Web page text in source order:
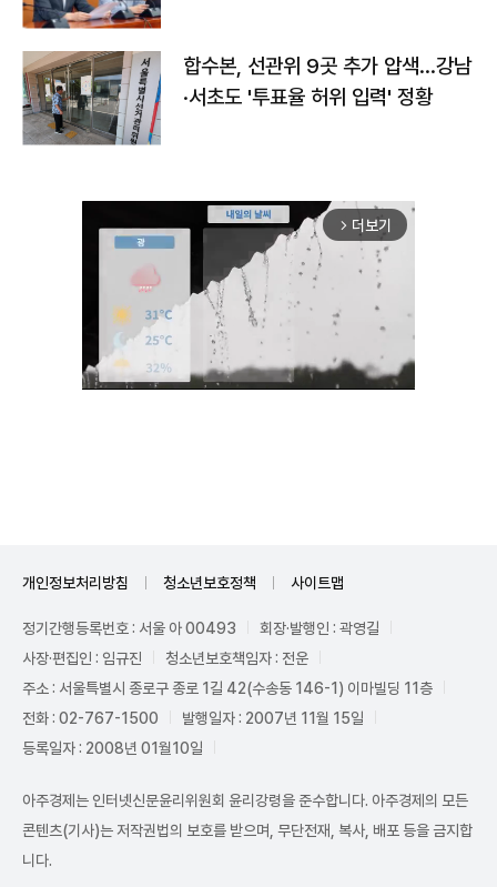
합수본, 선관위 9곳 추가 압색…강남
·서초도 '투표율 허위 입력' 정황
arrow_forward_ios 더보기
개인정보처리방침 청소년보호정책 사이트맵
정기간행등록번호 : 서울 아 00493
회장·발행인 : 곽영길
사장·편집인 : 임규진
청소년보호책임자 : 전운
주소 : 서울특별시 종로구 종로 1길 42(수송동 146-1) 이마빌딩 11층
전화 : 02-767-1500
발행일자 : 2007년 11월 15일
등록일자 : 2008년 01월10일
아주경제는 인터넷신문윤리위원회 윤리강령을 준수합니다. 아주경제의 모든
콘텐츠(기사)는 저작권법의 보호를 받으며, 무단전재, 복사, 배포 등을 금지합
니다.